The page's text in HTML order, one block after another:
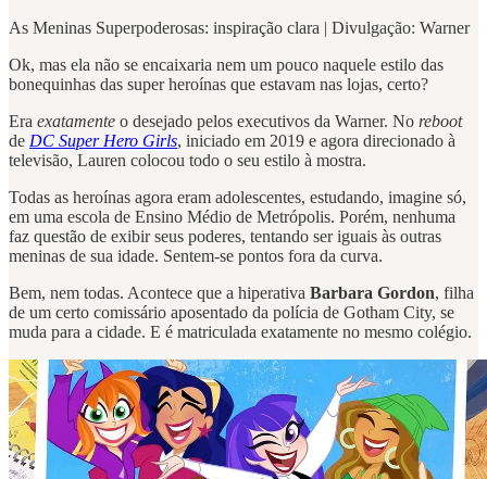
As Meninas Superpoderosas: inspiração clara | Divulgação: Warner
Ok, mas ela não se encaixaria nem um pouco naquele estilo das
bonequinhas das super heroínas que estavam nas lojas, certo?
Era exatamente o desejado pelos executivos da Warner. No reboot
de DC Super Hero Girls, iniciado em 2019 e agora direcionado à
televisão, Lauren colocou todo o seu estilo à mostra.
Todas as heroínas agora eram adolescentes, estudando, imagine só,
em uma escola de Ensino Médio de Metrópolis. Porém, nenhuma
faz questão de exibir seus poderes, tentando ser iguais às outras
meninas de sua idade. Sentem-se pontos fora da curva.
Bem, nem todas. Acontece que a hiperativa Barbara Gordon, filha
de um certo comissário aposentado da polícia de Gotham City, se
muda para a cidade. E é matriculada exatamente no mesmo colégio.